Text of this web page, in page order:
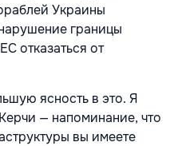
Украины
границы
отказаться от
ясность в это. Я
— напоминание, что
вы имеете